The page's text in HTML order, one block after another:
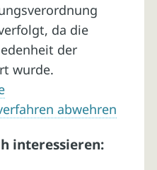
da die
der
wurde.
abwehren
interessieren: